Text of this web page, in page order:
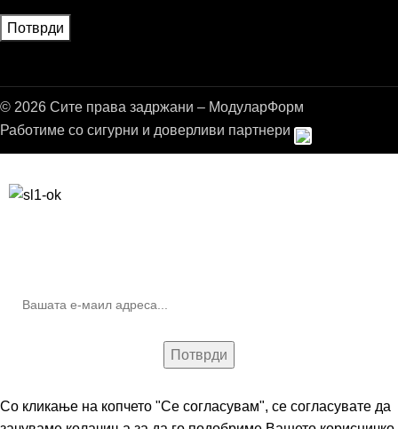
© 2026 Сите права задржани – МодуларФорм
Работиме со сигурни и доверливи партнери
Со кликање на копчето "Се согласувам", се согласувате да